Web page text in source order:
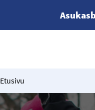
Etusivu